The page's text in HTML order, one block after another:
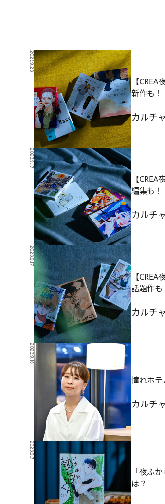
2023.9.23
【
新作も！
カルチ
2023.9.17
【
編集も！
カルチ
2023.9.17
【
話題作も
カルチ
2023.9.16
憧れホテ
カルチ
2023.9.7
「夜ふ
は？